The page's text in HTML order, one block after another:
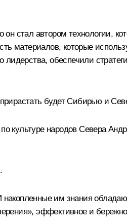
стал автором технологии,
материалов, которые
обеспечили
будет Сибирью и
культуре народов Севера
им знания
эффективное и